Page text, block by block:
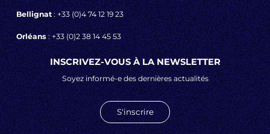
Bellignat: +33 (0)4 74 12 19 23
Orléans: +33 (0)2 38 14 45 53
INSCRIVEZ-VOUS À LA NEWSLETTER
Soyez informé-e des dernières actualités
S'inscrire